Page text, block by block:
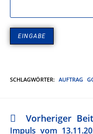
SCHLAGWÖRTER: AUFTRAG
Vorheriger
Impuls vom